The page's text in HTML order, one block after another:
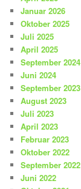
Januar 2026
Oktober 2025
Juli 2025
April 2025
September 2024
Juni 2024
September 2023
August 2023
Juli 2023
April 2023
Februar 2023
Oktober 2022
September 2022
Juni 2022